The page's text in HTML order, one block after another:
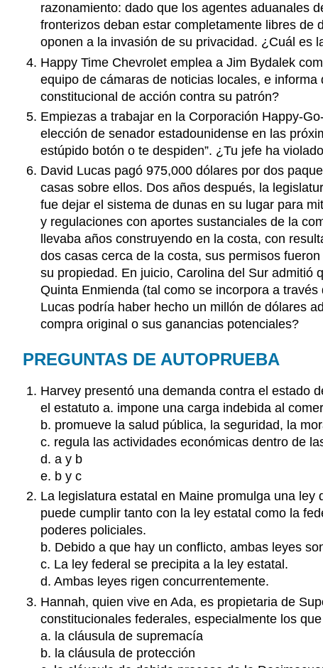
razonamiento: dado que los agentes aduanales
fronterizos deban estar completamente libres de
oponen a la invasión de su privacidad. ¿Cuál es
Happy Time Chevrolet emplea a Jim Bydalek
equipo de cámaras de noticias locales, e
constitucional de acción contra su patrón?
Empiezas a trabajar en la Corporación Happy-
elección de senador estadounidense en las
estúpido botón o te despiden”. ¿Tu jefe ha
David Lucas pagó 975,000 dólares por dos
casas sobre ellos. Dos años después, la
fue dejar el sistema de dunas en su lugar para
y regulaciones con aportes sustanciales de la
llevaba años construyendo en la costa, con
dos casas cerca de la costa, sus permisos
su propiedad. En juicio, Carolina del Sur admitió
Quinta Enmienda (tal como se incorpora a
Lucas podría haber hecho un millón de dólares
compra original o sus ganancias potenciales?
PREGUNTAS DE AUTOPRUEBA
Harvey presentó una demanda contra el estado
el estatuto a. impone una carga indebida al
b. promueve la salud pública, la seguridad, la
c. regula las actividades económicas dentro de
d. a y b
e. b y c
La legislatura estatal en Maine promulga una
puede cumplir tanto con la ley estatal como la
poderes policiales.
b. Debido a que hay un conflicto, ambas leyes
c. La ley federal se precipita a la ley estatal.
d. Ambas leyes rigen concurrentemente.
Hannah, quien vive en Ada, es propietaria de
constitucionales federales, especialmente los
a. la cláusula de supremacía
b. la cláusula de protección